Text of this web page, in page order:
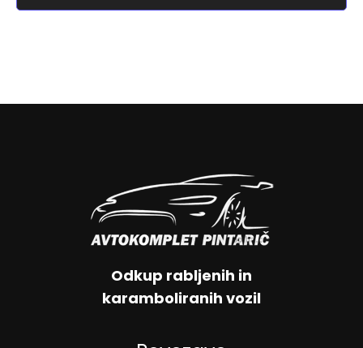
Odkup rabljenih in
karamboliranih vozil